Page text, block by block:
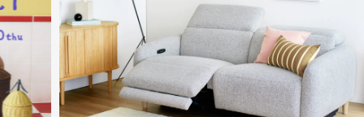
商品を探す
商品カテゴリー一覧
家具